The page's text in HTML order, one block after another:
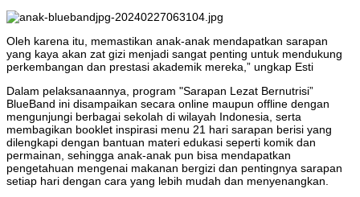
Oleh karena itu, memastikan anak-anak mendapatkan sarapan
yang kaya akan zat gizi menjadi sangat penting untuk mendukung
perkembangan dan prestasi akademik mereka,” ungkap Esti
Dalam pelaksanaannya, program "Sarapan Lezat Bernutrisi”
BlueBand ini disampaikan secara online maupun offline dengan
mengunjungi berbagai sekolah di wilayah Indonesia, serta
membagikan booklet inspirasi menu 21 hari sarapan berisi yang
dilengkapi dengan bantuan materi edukasi seperti komik dan
permainan, sehingga anak-anak pun bisa mendapatkan
pengetahuan mengenai makanan bergizi dan pentingnya sarapan
setiap hari dengan cara yang lebih mudah dan menyenangkan.